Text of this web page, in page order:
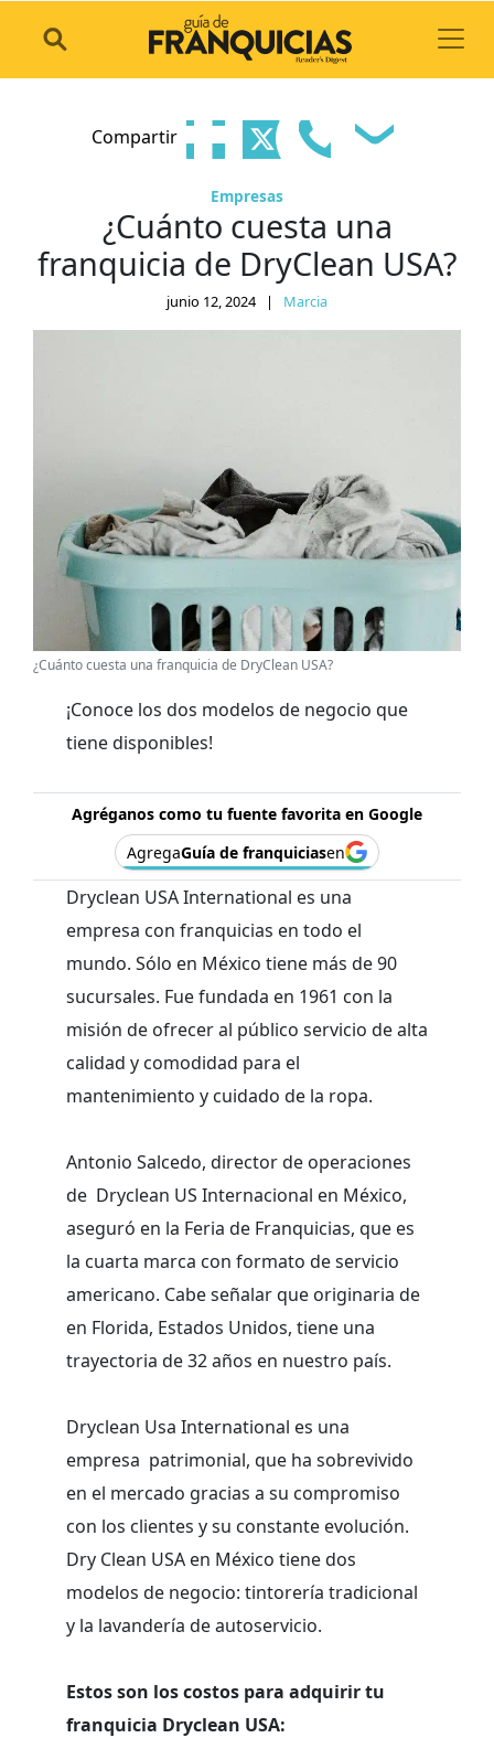
Compartir
Empresas
¿Cuánto cuesta una
franquicia de DryClean USA?
junio 12, 2024 | Marcia
¿Cuánto cuesta una franquicia de DryClean USA?
¡Conoce los dos modelos de negocio que
tiene disponibles!
Agréganos como tu fuente favorita en Google
AgregaGuía de franquiciasen
Dryclean USA International es una
empresa con franquicias en todo el
mundo. Sólo en México tiene más de 90
sucursales. Fue fundada en 1961 con la
misión de ofrecer al público servicio de alta
calidad y comodidad para el
mantenimiento y cuidado de la ropa.
Antonio Salcedo, director de operaciones
de Dryclean US Internacional en México,
aseguró en la Feria de Franquicias, que es
la cuarta marca con formato de servicio
americano. Cabe señalar que originaria de
en Florida, Estados Unidos, tiene una
trayectoria de 32 años en nuestro país.
Dryclean Usa International es una
empresa patrimonial, que ha sobrevivido
en el mercado gracias a su compromiso
con los clientes y su constante evolución.
Dry Clean USA en México tiene dos
modelos de negocio: tintorería tradicional
y la lavandería de autoservicio.
Estos son los costos para adquirir tu
franquicia Dryclean USA: